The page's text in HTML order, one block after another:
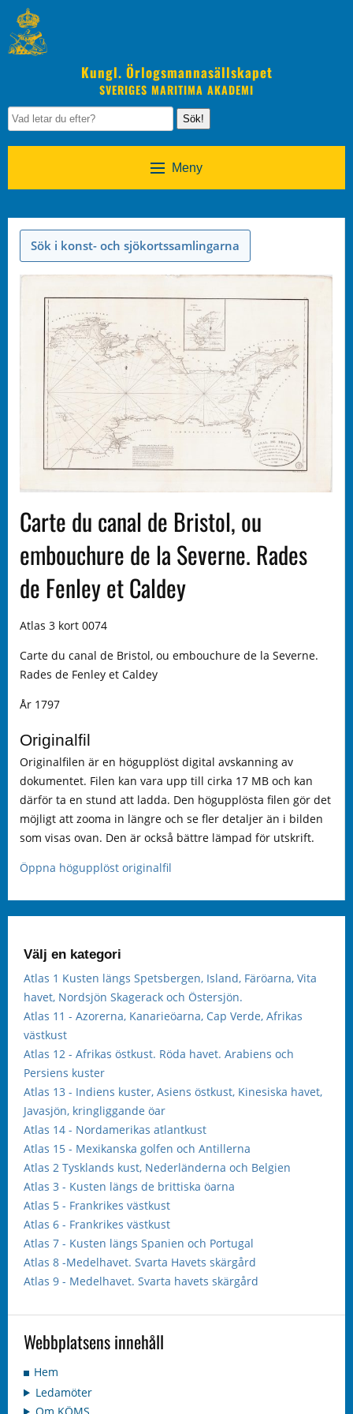
Kungl. Örlogsmannasällskapet
SVERIGES MARITIMA AKADEMI
Sök!
Meny
Sök i konst- och sjökortssamlingarna
Carte du canal de Bristol, ou
embouchure de la Severne. Rades
de Fenley et Caldey
Atlas 3 kort 0074
Carte du canal de Bristol, ou embouchure de la Severne.
Rades de Fenley et Caldey
År 1797
Originalfil
Originalfilen är en högupplöst digital avskanning av
dokumentet. Filen kan vara upp till cirka 17 MB och kan
därför ta en stund att ladda. Den högupplösta filen gör det
möjligt att zooma in längre och se fler detaljer än i bilden
som visas ovan. Den är också bättre lämpad för utskrift.
Öppna högupplöst originalfil
Välj en kategori
Atlas 1 Kusten längs Spetsbergen, Island, Färöarna, Vita
havet, Nordsjön Skagerack och Östersjön.
Atlas 11 - Azorerna, Kanarieöarna, Cap Verde, Afrikas
västkust
Atlas 12 - Afrikas östkust. Röda havet. Arabiens och
Persiens kuster
Atlas 13 - Indiens kuster, Asiens östkust, Kinesiska havet,
Javasjön, kringliggande öar
Atlas 14 - Nordamerikas atlantkust
Atlas 15 - Mexikanska golfen och Antillerna
Atlas 2 Tysklands kust, Nederländerna och Belgien
Atlas 3 - Kusten längs de brittiska öarna
Atlas 5 - Frankrikes västkust
Atlas 6 - Frankrikes västkust
Atlas 7 - Kusten längs Spanien och Portugal
Atlas 8 -Medelhavet. Svarta Havets skärgård
Atlas 9 - Medelhavet. Svarta havets skärgård
Webbplatsens innehåll
Hem
Ledamöter